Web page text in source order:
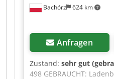
vollständiges, aktuelles
möchten, besuchen Sie
Bachórz 624 km
Anfragen
Zustand: sehr gut
498 GEBRAUCHT: